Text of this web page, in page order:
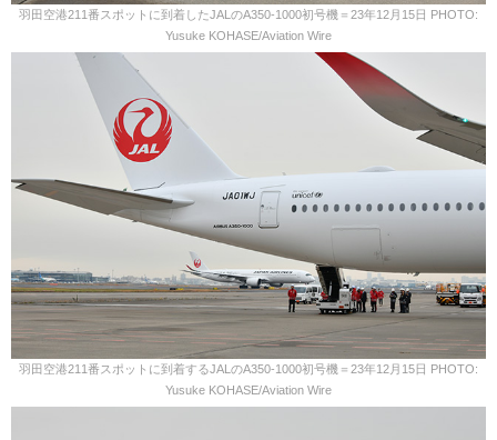
羽田空港211番スポットに到着したJALのA350-1000初号機＝23年12月15日 PHOTO:
Yusuke KOHASE/Aviation Wire
羽田空港211番スポットに到着するJALのA350-1000初号機＝23年12月15日 PHOTO:
Yusuke KOHASE/Aviation Wire